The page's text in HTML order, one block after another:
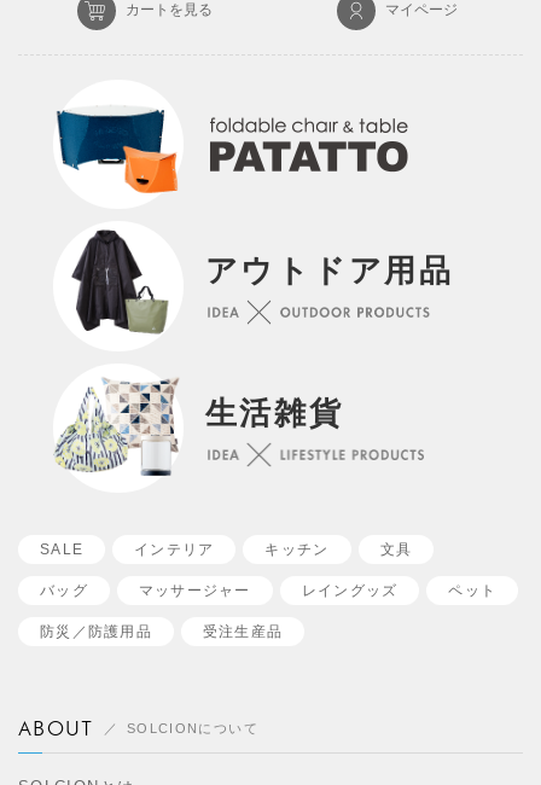
カートを見る マイページ
アウトドア用品
生活雑貨
SALE インテリア キッチン 文具
バッグ マッサージャー レイングッズ ペット
防災／ 防護用品 受注生産品
ABOUT SOLCIONについて